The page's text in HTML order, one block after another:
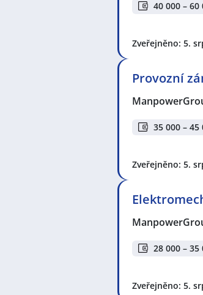
40 000 – 60
Zveřejněno: 5.
Provozní
35 000 – 45
Zveřejněno: 5.
28 000 – 35
Zveřejněno: 5.